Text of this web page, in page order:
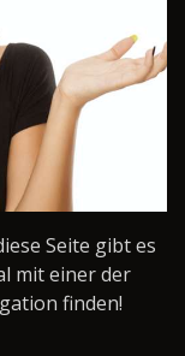
Seite gibt es
mit einer der
finden!